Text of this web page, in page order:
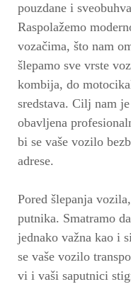
pouzdane i
Raspolažemo
vozačima, što nam
šlepamo sve vrste
kombija, do
sredstava. Cilj nam
obavljena
bi se vaše vozilo
adrese.
Pored šlepanja
putnika. Smatramo
jednako važna kao i
se vaše vozilo
vi i vaši saputnici